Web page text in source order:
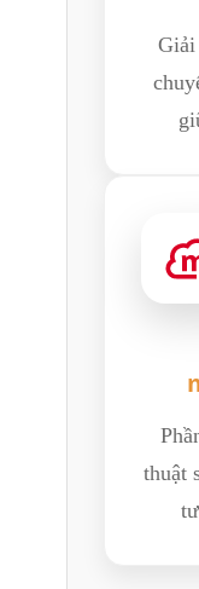
Giải
thuật